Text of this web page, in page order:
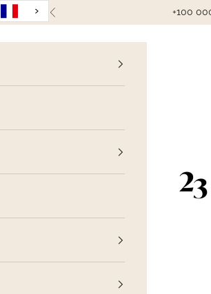
Précédent +100
23 Mai